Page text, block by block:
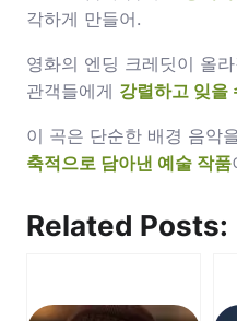
각하게 만들어.
영화의 엔딩 크레딧이 올
관객들에게 강렬하고 잊을
이 곡은 단순한 배경 음악
축적으로 담아낸 예술 작품
Related Posts: